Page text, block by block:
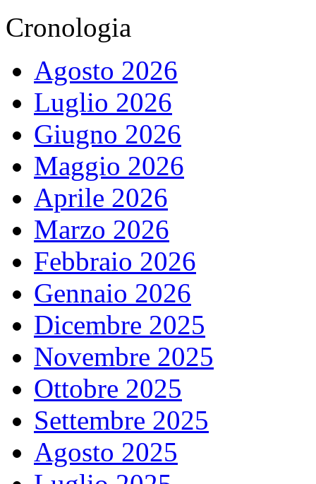
Cronologia
Agosto 2026
Luglio 2026
Giugno 2026
Maggio 2026
Aprile 2026
Marzo 2026
Febbraio 2026
Gennaio 2026
Dicembre 2025
Novembre 2025
Ottobre 2025
Settembre 2025
Agosto 2025